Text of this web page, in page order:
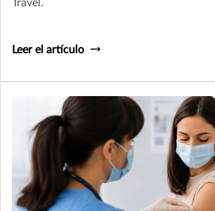
Travel.
Leer el artículo